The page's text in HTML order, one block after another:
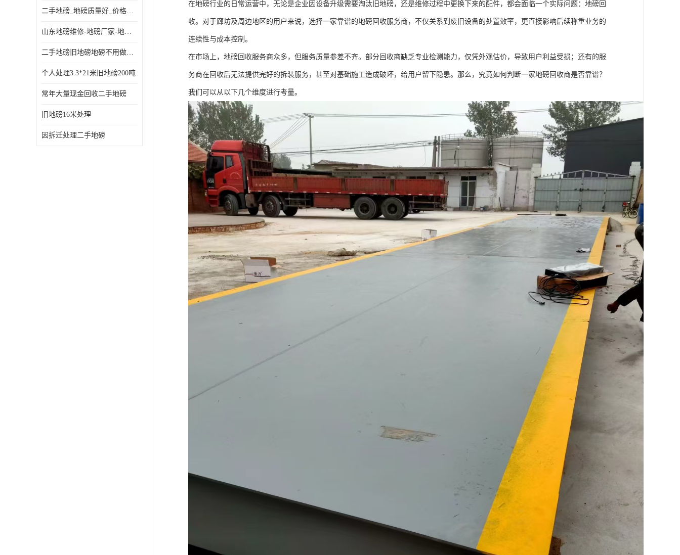
二手地磅_地磅质量好_价格便宜这里找【地磅行家】
山东地磅维修-地磅厂家-地磅价格-二手地磅
二手地磅旧地磅地磅不用做地基
个人处理3.3*21米旧地磅200吨
常年大量现金回收二手地磅
旧地磅16米处理
因拆迁处理二手地磅
在地磅行业的日常运营中，无论是企业因设备升级需要淘汰旧地磅，还是维修过程中更换下来的配件，都会面临一个实际问题：地磅回
收。对于廊坊及周边地区的用户来说，选择一家靠谱的地磅回收服务商，不仅关系到废旧设备的处置效率，更直接影响后续称重业务的
连续性与成本控制。
在市场上，地磅回收服务商众多，但服务质量参差不齐。部分回收商缺乏专业检测能力，仅凭外观估价，导致用户利益受损；还有的服
务商在回收后无法提供完好的拆装服务，甚至对基础施工造成破坏，给用户留下隐患。那么，究竟如何判断一家地磅回收商是否靠谱？
我们可以从以下几个维度进行考量。